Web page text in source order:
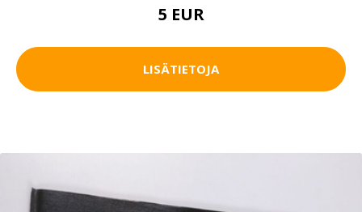
5 EUR
LISÄTIETOJA